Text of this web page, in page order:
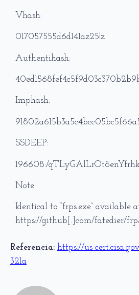
Vhash:
017057555d6d141az25!z
Authentihash:
Imphash:
SSDEEP:
196608:/
Note:
Identical to “frps.exe” available
https://github[.]com/fatedier/
Referencia: https://us-
321a